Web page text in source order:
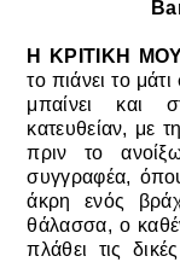
Η ΚΡΙΤΙΚΗ
το πιάνει το
μπαίνει και
κατευθείαν, με
πριν το
συγγραφέα,
άκρη ενός
θάλασσα, ο
πλάθει τις